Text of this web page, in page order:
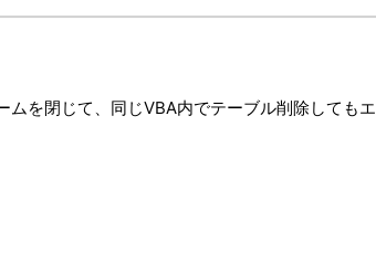
を閉じて、同じVBA内でテーブル削除してもエ